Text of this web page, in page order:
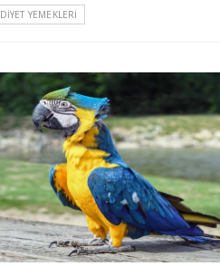
DIYET YEMEKLERI